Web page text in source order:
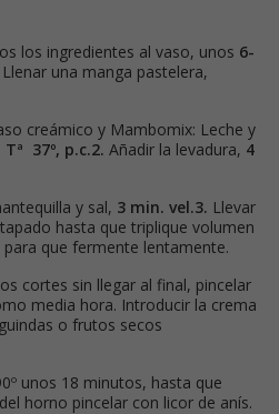
los ingredientes al vaso, unos 6-
Llenar una manga pastelera,
creámico y Mambomix: Leche y
37º, p.c.2. Añadir la levadura, 4
y sal, 3 min. vel.3. Llevar
hasta que triplique volumen
que fermente lentamente.
cortes sin llegar al final, pincelar
media hora. Introducir la crema
o frutos secos
unos 18 minutos, hasta que
horno pincelar con licor de anís.